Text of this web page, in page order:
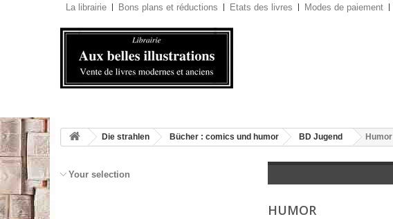
La librairie Bons plans et réductions Etats des livres Modes de paiement
Die strahlen Bücher : comics und humor BD Jugend Humor
Your selection
HUMOR